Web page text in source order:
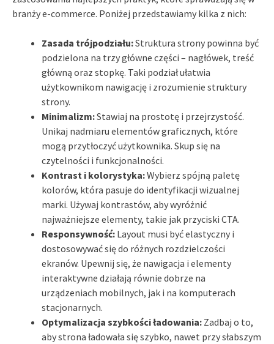
branży e-commerce. Poniżej przedstawiamy kilka z nich:
Zasada trójpodziału:Struktura strony powinna być
podzielona na trzy główne części – nagłówek, treść
główną oraz stopkę. Taki podział ułatwia
użytkownikom nawigację i zrozumienie struktury
strony.
Minimalizm:Stawiaj na prostotę i przejrzystość.
Unikaj nadmiaru elementów graficznych, które
mogą przytłoczyć użytkownika. Skup się na
czytelności i funkcjonalności.
Kontrast i kolorystyka:Wybierz spójną paletę
kolorów, która pasuje do identyfikacji wizualnej
marki. Używaj kontrastów, aby wyróżnić
najważniejsze elementy, takie jak przyciski CTA.
Responsywność: Layout musi być elastyczny i
dostosowywać się do różnych rozdzielczości
ekranów. Upewnij się, że nawigacja i elementy
interaktywne działają równie dobrze na
urządzeniach mobilnych, jak i na komputerach
stacjonarnych.
Optymalizacja szybkości ładowania: Zadbaj o to,
aby strona ładowała się szybko, nawet przy słabszym